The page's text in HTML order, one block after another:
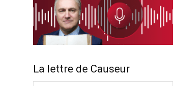
La lettre de Causeur